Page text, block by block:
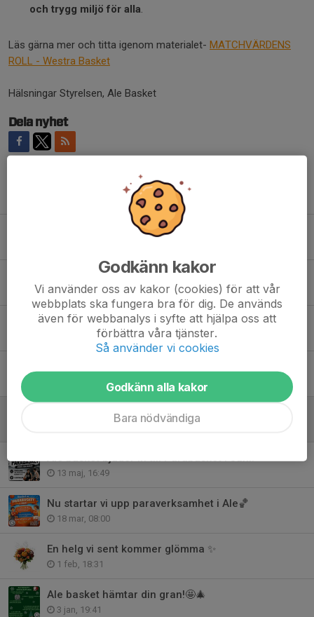
och trygg miljö för alla
Läs gärna mer och titta igenom materialet- MATCHVÄRDENS
ROLL - Westra Basket
Hälsningar Styrelsen, Ale Basket
Dela nyhet
End of Summergames 15 augusti
Tack för säsongen!
10 jun, 21:00
Anmälan till sommarlovsbasket 2026 är öppen!
9 jun, 16:46
26 maj, 14:42
Vikten av matchvärdens roll
Ale basket bjuder in till Parabasket i Juni!
13 maj, 16:49
Nu startar vi upp paraverksamhet i Ale🏀
18 mar, 08:00
En helg vi sent kommer glömma ✨
1 feb, 18:31
Ale basket hämtar din gran!🤩🎄
3 jan, 19:41
Godkänn kakor
Vi använder oss av kakor (cookies) för att vår
webbplats ska fungera bra för dig. De används
även för webbanalys i syfte att hjälpa oss att
förbättra våra tjänster.
Så använder vi cookies
Godkänn alla kakor
Bara nödvändiga